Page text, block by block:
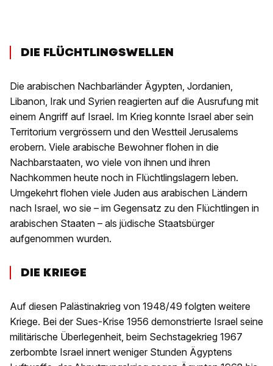
DIE FLÜCHTLINGSWELLEN
Die arabischen Nachbarländer Ägypten, Jordanien,
Libanon, Irak und Syrien reagierten auf die Ausrufung mit
einem Angriff auf Israel. Im Krieg konnte Israel aber sein
Territorium vergrössern und den Westteil Jerusalems
erobern. Viele arabische Bewohner flohen in die
Nachbarstaaten, wo viele von ihnen und ihren
Nachkommen heute noch in Flüchtlingslagern leben.
Umgekehrt flohen viele Juden aus arabischen Ländern
nach Israel, wo sie – im Gegensatz zu den Flüchtlingen in
arabischen Staaten – als jüdische Staatsbürger
aufgenommen wurden.
DIE KRIEGE
Auf diesen Palästinakrieg von 1948/49 folgten weitere
Kriege. Bei der Sues-Krise 1956 demonstrierte Israel seine
militärische Überlegenheit, beim Sechstagekrieg 1967
zerbombte Israel innert weniger Stunden Ägyptens